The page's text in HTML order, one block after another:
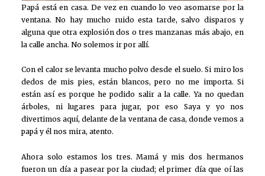
Papá está en casa. De vez en cuando lo veo asomarse por la
ventana. No hay mucho ruido esta tarde, salvo disparos y
alguna que otra explosión dos o tres manzanas más abajo, en
la calle ancha. No solemos ir por allí.
Con el calor se levanta mucho polvo desde el suelo. Si miro los
dedos de mis pies, están blancos, pero no me importa. Si
están así es porque he podido salir a la calle. Ya no quedan
árboles, ni lugares para jugar, por eso Saya y yo nos
divertimos aquí, delante de la ventana de casa, donde vemos a
papá y él nos mira, atento.
Ahora solo estamos los tres. Mamá y mis dos hermanos
fueron un día a pasear por la ciudad; el primer día que oí las